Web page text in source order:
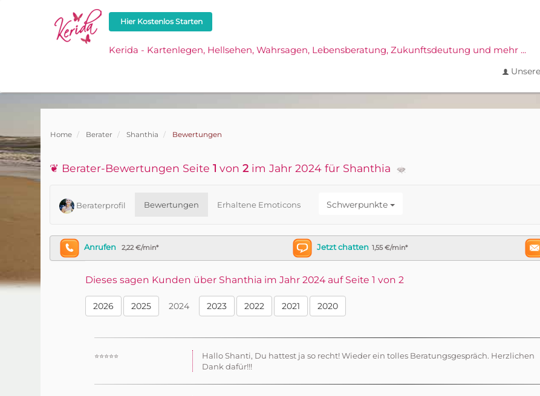
Hier Kostenlos Starten
Kerida - Kartenlegen, Hellsehen, Wahrsagen, Lebensberatung, Zukunftsdeutung und mehr ...
Home Berater Shanthia Bewertungen
❦ Berater-Bewertungen Seite1 von2 im Jahr 2024 für Shanthia
Beraterprofil Bewertungen Erhaltene Emoticons Schwerpunkte
Anrufen 2,22 €/min* Jetzt chatten 1,55 €/min*
Dieses sagen Kunden über Shanthia im Jahr 2024 auf Seite 1 von 2
2026 2025 2024 2023 2022 2021 2020
⭐⭐⭐⭐⭐
Hallo Shanti, Du hattest ja so recht! Wieder ein tolles Beratungsgespräch. Herzlichen
Dank dafür!!!